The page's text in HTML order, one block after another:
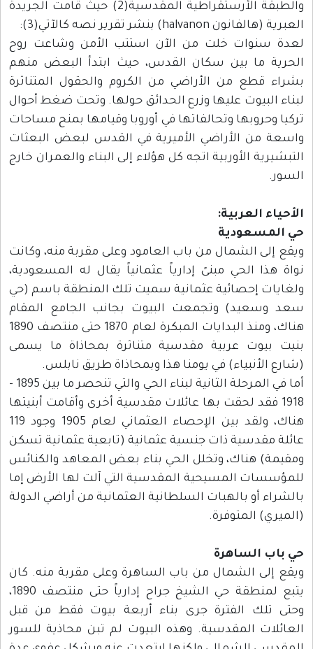
والطبقة الأرستقراطية المقدسية(2) حيث قامت الجريدة
العبرية (هالفانون halvanon) بنشر تقرير نصه كالآتي(3):
لعدة سنوات خلت من الآن استتب الأمن وشاعت روح
الحرية ما بين سكان القدس، حيث ابتدأ البعض منهم
بشراء قطع من الأراضي من الكروم والحقول المتناثرة
لبناء البيوت عليها وزرع الحدائق حولها. وتحت ضغط أحوال
تركيا وحروبها وتحالفاتها في أوروبا وقيامها بمنح مساحات
واسعة من الأراضي الأميرية في القدس لبعض البعثات
التبشيرية الأوربية اتجه كل هؤلاء إلى البناء والعمران خارج
السور.
الأحياء العربية:
حي المسعودية
ويقع إلى الشمال من باب العامود وعلى مقربة منه، وكانت
نواة هذا الحي مبنىً إدارياً عثمانياً يقال له المسعودية،
ولغايات إحصائية عثمانية سميت تلك المنطقة باسم (حي
سعد وسعيد) وتجمعت البيوت بجانب الجامع المقام
هناك، ومنذ البدايات المبكرة لعام 1870 حتى منتصف 1890
بنيت بيوت عربية مقدسية متناثرة بمحاذاة ما يسمى
(شارع الأنبياء) في يومنا هذا وبمحاذاة طريق نابلس.
أما في المرحلة الثانية لبناء الحي والتي تنحصر ما بين 1895 -
1918 فقد لحقت بها عائلات مقدسية أخرى وأقامت أبنيتها
هناك، ولقد بين الإحصاء العثماني لعام 1905 وجود 119
عائلة مقدسية ذات جنسية عثمانية (تابعية عثمانية تسكن
ومقيمة) هناك، وتخلل الحي بناء بعض المعاهد والكنائس
للمؤسسات المسيحية المقدسية التي آلت لها الأرض إما
بالشراء أو بالهبات السلطانية العثمانية من أراضي الدولة
(الميري) المتوفرة.
حي باب الساهرة
ويقع إلى الشمال من باب الساهرة وعلى مقربة منه. كان
يتبع لمنطقة حي الشيخ جراح إدارياً حتى منتصف 1890،
وحتى تلك الفترة جرى بناء أربعة بيوت فقط من قبل
العائلات المقدسية. وهذه البيوت لم تبن محاذية للسور